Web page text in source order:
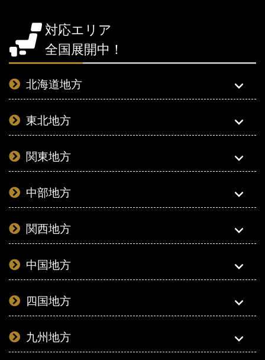
対応エリア
全国展開中！
北海道地方
東北地方
関東地方
中部地方
関西地方
中国地方
四国地方
九州地方